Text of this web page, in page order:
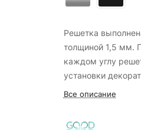
Решетка
толщиной 1,5 мм.
каждом углу
установки
и для лучшего
Все описание